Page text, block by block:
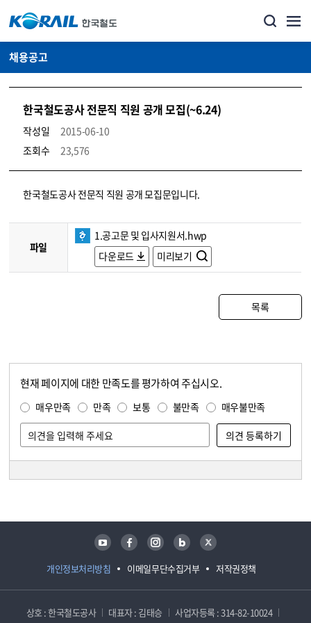
채용공고
한국철도공사 전문직 직원 공개 모집(~6.24)
작성일
2015-06-10
조회수
23,576
코레일소개_경영공시_채용공고 상세보기 – 내용, 파일, 담당자 연락처로 구성
한국철도공사 전문직 직원 공개 모집문입니다.
파일
1.공고문 및 입사지원서.hwp
다운로드
미리보기
목록
현재 페이지에 대한 만족도를 평가하여 주십시오.
매우만족 만족 보통 불만족 매우불만족
개인정보처리방침 이메일무단수집거부 저작권정책
유튜브 페이스북 인스타그램 블로그 트위터
상호 : 한국철도공사 대표자 : 김태승
사업자등록 : 314-82-10024